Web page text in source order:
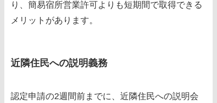
り、簡易宿所営業許可よりも短期間で取得できる
メリットがあります。
近隣住民への説明義務
認定申請の2週間前までに、近隣住民への説明会